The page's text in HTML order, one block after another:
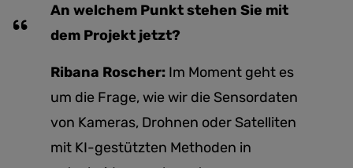
An welchem Punkt stehen Sie mit
dem Projekt jetzt?
Ribana Roscher: Im Moment geht es
um die Frage, wie wir die Sensordaten
von Kameras, Drohnen oder Satelliten
mit KI-gestützten Methoden in